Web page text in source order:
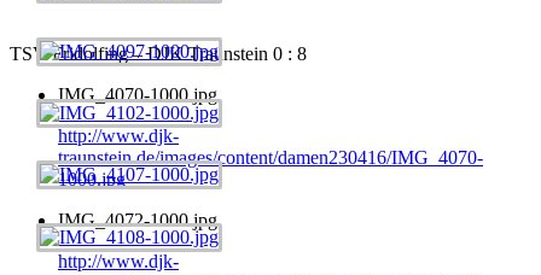
TSV Fridolfing – DJK Traunstein 0 : 8
IMG_4070-1000.jpg
http://www.djk-
traunstein.de/images/content/damen230416/IMG_4070-
1000.jpg
IMG_4072-1000.jpg
http://www.djk-